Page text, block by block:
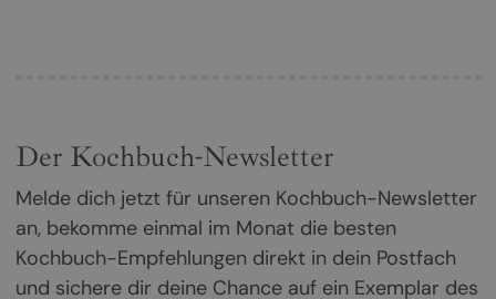
Der Kochbuch-Newsletter
Melde dich jetzt für unseren Kochbuch-Newsletter
an, bekomme einmal im Monat die besten
Kochbuch-Empfehlungen direkt in dein Postfach
und sichere dir deine Chance auf ein Exemplar des